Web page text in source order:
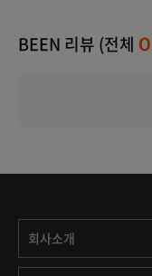
BEEN 리뷰 (전체 0
회사소개